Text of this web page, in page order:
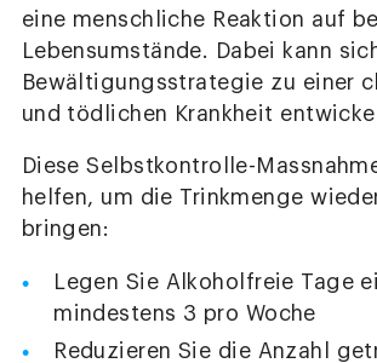
eine menschliche Reaktion auf
Lebensumstände. Dabei kann
Bewältigungsstrategie zu einer
und tödlichen Krankheit
Diese Selbstkontrolle-
helfen, um die Trinkmenge
bringen:
Legen Sie Alkoholfreie Tage
mindestens 3 pro Woche
Reduzieren Sie die Anzahl